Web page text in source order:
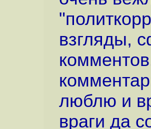
взгляды,
люблю и
враги да